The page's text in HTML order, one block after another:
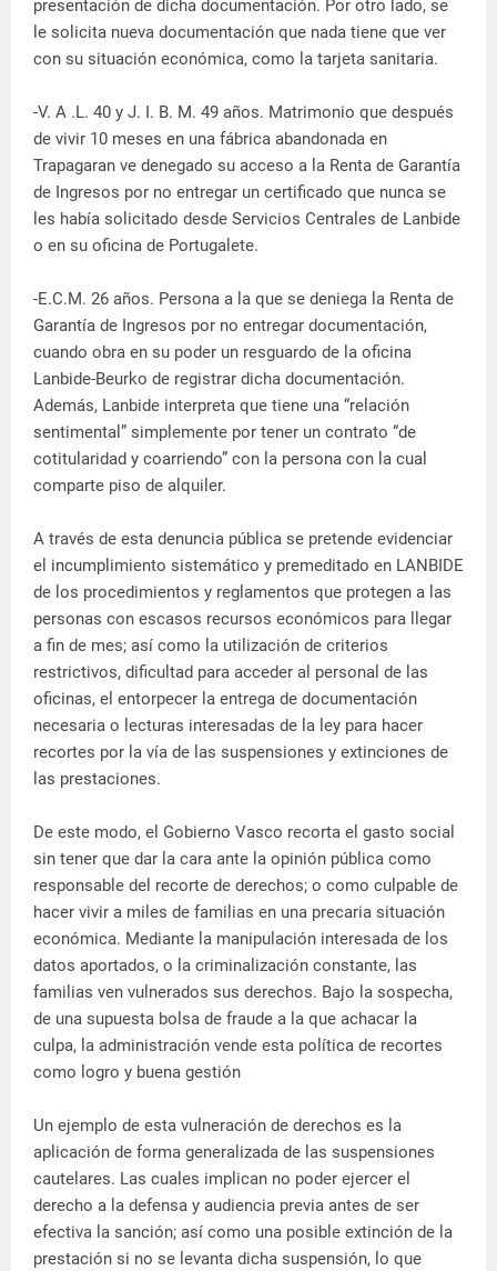
presentación de dicha documentación. Por otro lado, se
le solicita nueva documentación que nada tiene que ver
con su situación económica, como la tarjeta sanitaria.
-V. A .L. 40 y J. I. B. M. 49 años. Matrimonio que después
de vivir 10 meses en una fábrica abandonada en
Trapagaran ve denegado su acceso a la Renta de Garantía
de Ingresos por no entregar un certificado que nunca se
les había solicitado desde Servicios Centrales de Lanbide
o en su oficina de Portugalete.
-E.C.M. 26 años. Persona a la que se deniega la Renta de
Garantía de Ingresos por no entregar documentación,
cuando obra en su poder un resguardo de la oficina
Lanbide-Beurko de registrar dicha documentación.
Además, Lanbide interpreta que tiene una “relación
sentimental” simplemente por tener un contrato “de
cotitularidad y coarriendo” con la persona con la cual
comparte piso de alquiler.
A través de esta denuncia pública se pretende evidenciar
el incumplimiento sistemático y premeditado en LANBIDE
de los procedimientos y reglamentos que protegen a las
personas con escasos recursos económicos para llegar
a fin de mes; así como la utilización de criterios
restrictivos, dificultad para acceder al personal de las
oficinas, el entorpecer la entrega de documentación
necesaria o lecturas interesadas de la ley para hacer
recortes por la vía de las suspensiones y extinciones de
las prestaciones.
De este modo, el Gobierno Vasco recorta el gasto social
sin tener que dar la cara ante la opinión pública como
responsable del recorte de derechos; o como culpable de
hacer vivir a miles de familias en una precaria situación
económica. Mediante la manipulación interesada de los
datos aportados, o la criminalización constante, las
familias ven vulnerados sus derechos. Bajo la sospecha,
de una supuesta bolsa de fraude a la que achacar la
culpa, la administración vende esta política de recortes
como logro y buena gestión
Un ejemplo de esta vulneración de derechos es la
aplicación de forma generalizada de las suspensiones
cautelares. Las cuales implican no poder ejercer el
derecho a la defensa y audiencia previa antes de ser
efectiva la sanción; así como una posible extinción de la
prestación si no se levanta dicha suspensión, lo que